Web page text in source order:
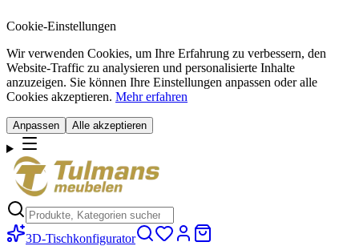
Cookie-Einstellungen
Wir verwenden Cookies, um Ihre Erfahrung zu verbessern, den
Website-Traffic zu analysieren und personalisierte Inhalte
anzuzeigen. Sie können Ihre Einstellungen anpassen oder alle
Cookies akzeptieren. Mehr erfahren
Anpassen Alle akzeptieren
3D-Tischkonfigurator